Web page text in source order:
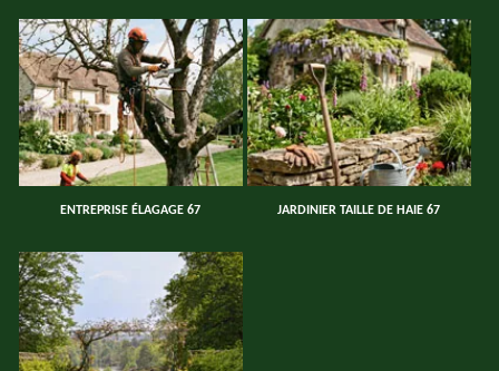
ENTREPRISE ÉLAGAGE 67 JARDINIER TAILLE DE HAIE 67